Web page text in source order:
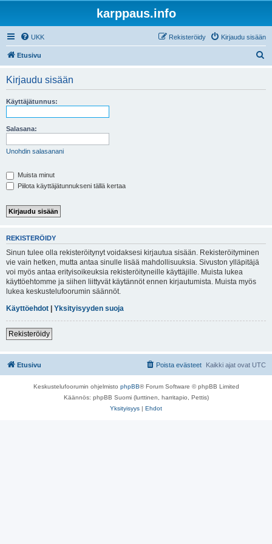
karppaus.info
UKK Kirjaudu sisään
Rekisteröidy
Etusivu
Kirjaudu sisään
Käyttäjätunnus:
Salasana:
Unohdin salasanani
Muista minut
Piilota käyttäjätunnukseni tällä kertaa
REKISTERÖIDY
Sinun tulee olla rekisteröitynyt voidaksesi kirjautua sisään. Rekisteröityminen
vie vain hetken, mutta antaa sinulle lisää mahdollisuuksia. Sivuston ylläpitäjä
voi myös antaa erityisoikeuksia rekisteröityneille käyttäjille. Muista lukea
käyttöehtomme ja siihen liittyvät käytännöt ennen kirjautumista. Muista myös
lukea keskustelufoorumin säännöt.
Käyttöehdot | Yksityisyyden suoja
Rekisteröidy
Etusivu Kaikki ajat ovat UTC
Poista evästeet
Keskustelufoorumin ohjelmisto phpBB® Forum Software © phpBB Limited
Käännös: phpBB Suomi (lurttinen, harritapio, Pettis)
Yksityisyys | Ehdot